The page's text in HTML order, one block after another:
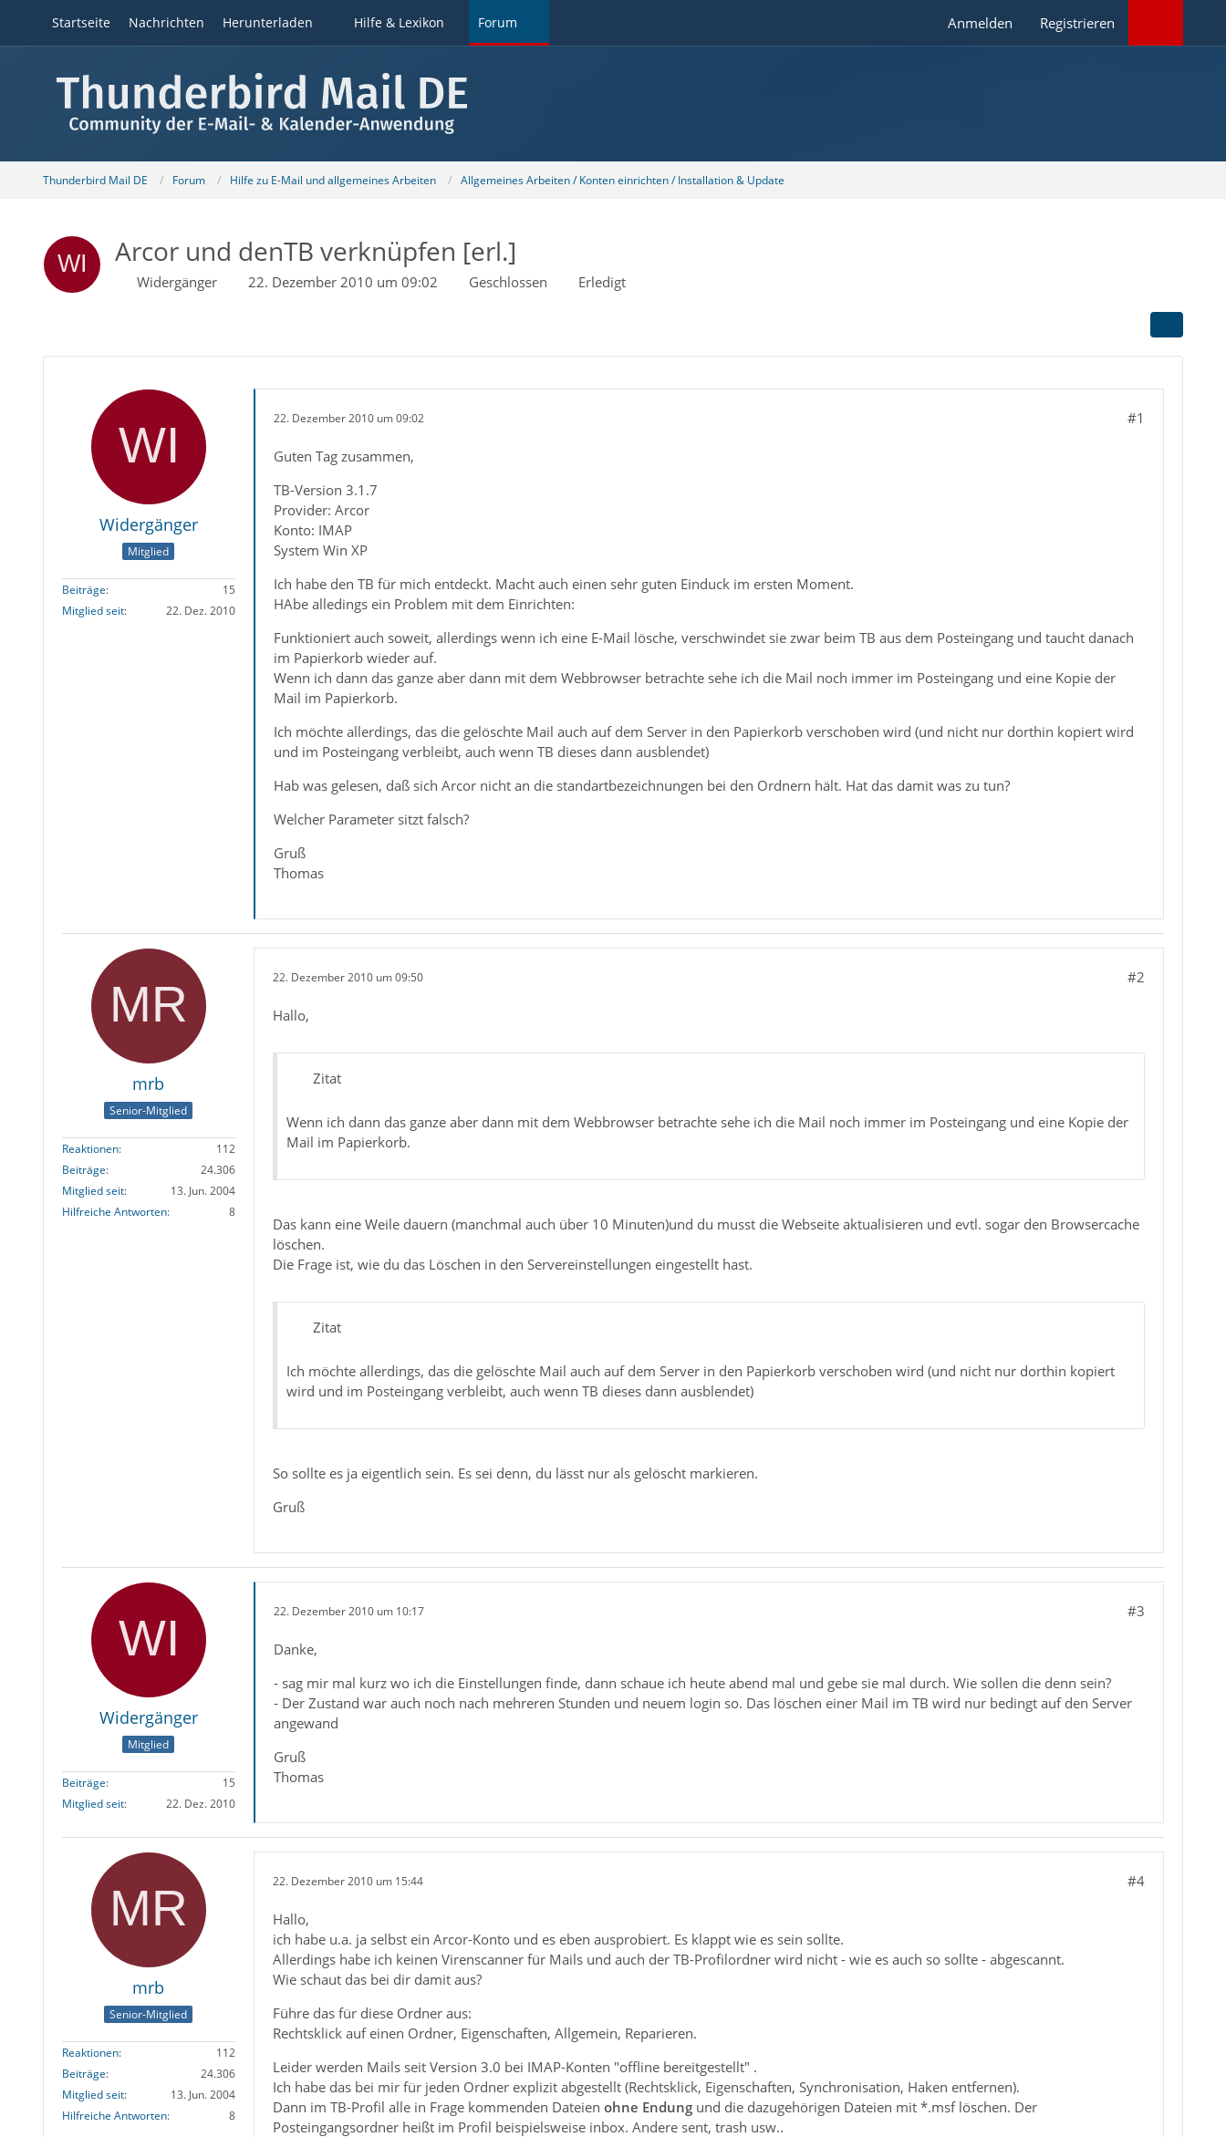
Startseite Nachrichten Herunterladen Hilfe & Lexikon Forum Anmelden Registrieren
Thunderbird Mail DE Forum Hilfe zu E-Mail und allgemeines Arbeiten Allgemeines Arbeiten / Konten einrichten / Installation & Update
Arcor und denTB verknüpfen [erl.]
Widergänger 22. Dezember 2010 um 09:02 Geschlossen Erledigt
Widergänger
Mitglied
Beiträge
15
Mitglied seit
22. Dez. 2010
22. Dezember 2010 um 09:02 #1
Guten Tag zusammen,
TB-Version 3.1.7
Provider: Arcor
Konto: IMAP
System Win XP
Ich habe den TB für mich entdeckt. Macht auch einen sehr guten Einduck im ersten Moment.
HAbe alledings ein Problem mit dem Einrichten:
Funktioniert auch soweit, allerdings wenn ich eine E-Mail lösche, verschwindet sie zwar beim TB aus dem Posteingang und taucht danach
im Papierkorb wieder auf.
Wenn ich dann das ganze aber dann mit dem Webbrowser betrachte sehe ich die Mail noch immer im Posteingang und eine Kopie der
Mail im Papierkorb.
Ich möchte allerdings, das die gelöschte Mail auch auf dem Server in den Papierkorb verschoben wird (und nicht nur dorthin kopiert wird
und im Posteingang verbleibt, auch wenn TB dieses dann ausblendet)
Hab was gelesen, daß sich Arcor nicht an die standartbezeichnungen bei den Ordnern hält. Hat das damit was zu tun?
Welcher Parameter sitzt falsch?
Gruß
Thomas
mrb
Senior-Mitglied
Reaktionen
112
Beiträge
24.306
Mitglied seit
13. Jun. 2004
Hilfreiche Antworten
8
22. Dezember 2010 um 09:50 #2
Hallo,
Zitat
Wenn ich dann das ganze aber dann mit dem Webbrowser betrachte sehe ich die Mail noch immer im Posteingang und eine Kopie der
Mail im Papierkorb.
Das kann eine Weile dauern (manchmal auch über 10 Minuten)und du musst die Webseite aktualisieren und evtl. sogar den Browsercache
löschen.
Die Frage ist, wie du das Löschen in den Servereinstellungen eingestellt hast.
Zitat
Ich möchte allerdings, das die gelöschte Mail auch auf dem Server in den Papierkorb verschoben wird (und nicht nur dorthin kopiert
wird und im Posteingang verbleibt, auch wenn TB dieses dann ausblendet)
So sollte es ja eigentlich sein. Es sei denn, du lässt nur als gelöscht markieren.
Gruß
Widergänger
Mitglied
Beiträge
15
Mitglied seit
22. Dez. 2010
22. Dezember 2010 um 10:17 #3
Danke,
- sag mir mal kurz wo ich die Einstellungen finde, dann schaue ich heute abend mal und gebe sie mal durch. Wie sollen die denn sein?
- Der Zustand war auch noch nach mehreren Stunden und neuem login so. Das löschen einer Mail im TB wird nur bedingt auf den Server
angewand
Gruß
Thomas
mrb
Senior-Mitglied
Reaktionen
112
Beiträge
24.306
Mitglied seit
13. Jun. 2004
Hilfreiche Antworten
8
22. Dezember 2010 um 15:44 #4
Hallo,
ich habe u.a. ja selbst ein Arcor-Konto und es eben ausprobiert. Es klappt wie es sein sollte.
Allerdings habe ich keinen Virenscanner für Mails und auch der TB-Profilordner wird nicht - wie es auch so sollte - abgescannt.
Wie schaut das bei dir damit aus?
Führe das für diese Ordner aus:
Rechtsklick auf einen Ordner, Eigenschaften, Allgemein, Reparieren.
Leider werden Mails seit Version 3.0 bei IMAP-Konten "offline bereitgestellt" .
Ich habe das bei mir für jeden Ordner explizit abgestellt (Rechtsklick, Eigenschaften, Synchronisation, Haken entfernen).
Dann im TB-Profil alle in Frage kommenden Dateien ohne Endung und die dazugehörigen Dateien mit *.msf löschen. Der
Posteingangsordner heißt im Profil beispielsweise inbox. Andere sent, trash usw..